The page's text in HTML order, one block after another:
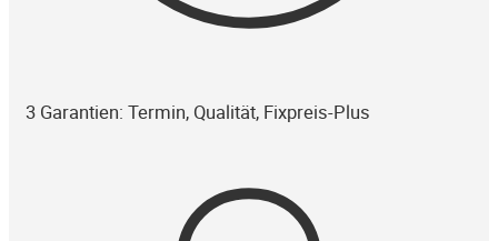
3 Garantien: Termin, Qualität, Fixpreis-Plus